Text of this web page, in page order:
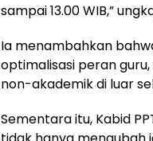
sampai 13.00 WIB,”
‎Ia menambahkan
optimalisasi peran
non-akademik di luar
‎Sementara itu, Kabid